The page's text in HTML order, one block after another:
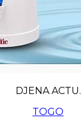
DJENA ACTU.
TOGO